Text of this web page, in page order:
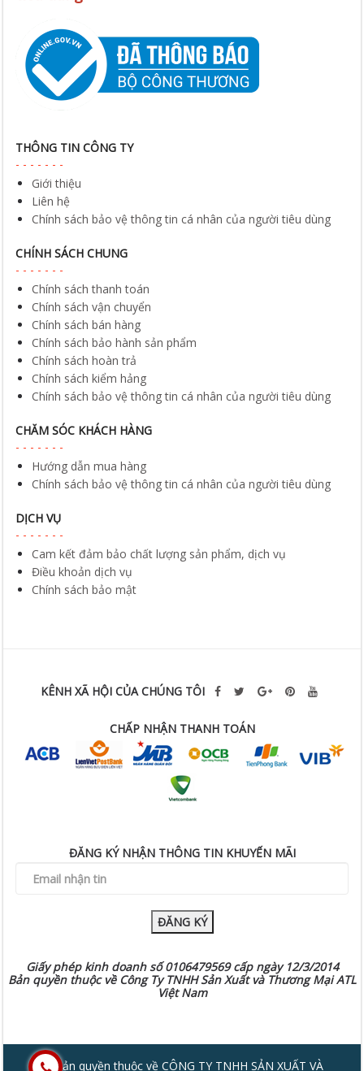
THÔNG TIN CÔNG TY
Giới thiệu
Liên hệ
Chính sách bảo vệ thông tin cá nhân của người tiêu dùng
CHÍNH SÁCH CHUNG
Chính sách thanh toán
Chính sách vận chuyển
Chính sách bán hàng
Chính sách bảo hành sản phẩm
Chính sách hoàn trả
Chính sách kiểm hảng
Chính sách bảo vệ thông tin cá nhân của người tiêu dùng
CHĂM SÓC KHÁCH HÀNG
Hướng dẫn mua hàng
Chính sách bảo vệ thông tin cá nhân của người tiêu dùng
DỊCH VỤ
Cam kết đảm bảo chất lượng sản phẩm, dịch vụ
Điều khoản dịch vụ
Chính sách bảo mật
KÊNH XÃ HỘI CỦA CHÚNG TÔI
CHẤP NHẬN THANH TOÁN
ĐĂNG KÝ NHẬN THÔNG TIN KHUYẾN MÃI
ĐĂNG KÝ
Giấy phép kinh doanh số 0106479569 cấp ngày 12/3/2014
Bản quyền thuộc về Công Ty TNHH Sản Xuất và Thương Mại ATL
Việt Nam
© Bản quyền thuộc về CÔNG TY TNHH SẢN XUẤT VÀ